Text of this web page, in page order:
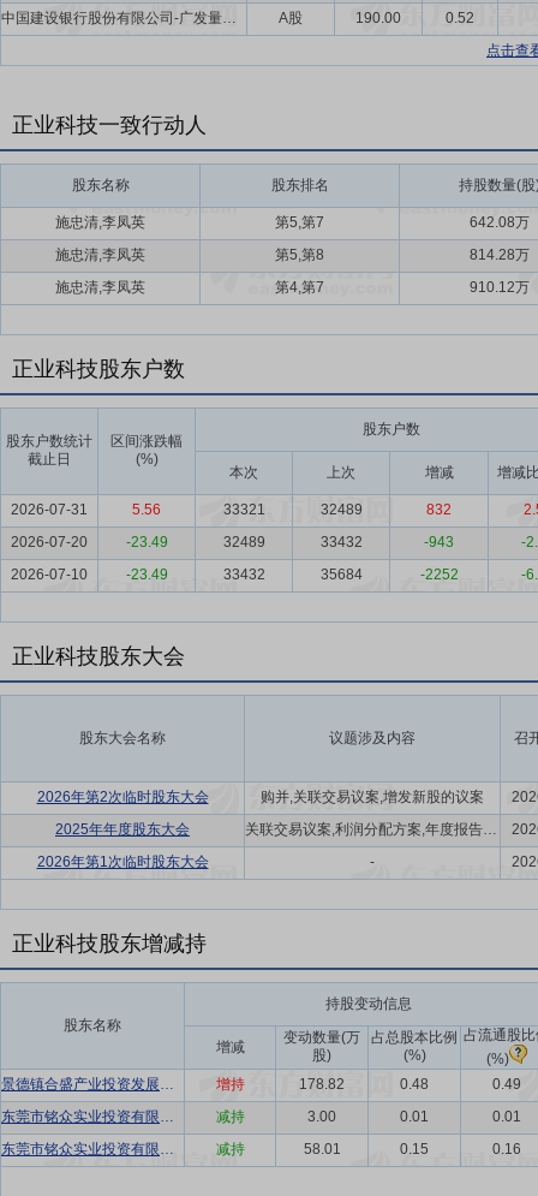
中国建设银行股份有限公司-广发量化多因子灵活配置混合型证券投资基金
A股 190.00
0.52
点击查
正业科技一致行动人
股东名称 股东排名 持股数量(股
施忠清,李凤英 第5,第7
642.08万
施忠清,李凤英
第5,第8
814.28万
施忠清,李凤英
第4,第7 910.12万
正业科技股东户数
股东户数统计
截止日
区间涨跌幅
(%)
股东户数
本次 上次 增减 增减
2026-07-31 5.56 33321 32489 832
2026-07-20
-23.49 32489 33432 -943
-
2026-07-10
-23.49 33432 35684 -2252 -
正业科技股东大会
股东大会名称 议题涉及内容 召
2026年第2次临时股东大会 购并,关联交易议案,增发新股的议案
2025年年度股东大会
关联交易议案,利润分配方案,年度报告(摘要)议案
2026年第1次临时股东大会
-
正业科技股东增减持
股东名称
持股变动信息
增减
变动数量(万
股)
占总股本比例
(%)
占流通股
(%)
景德镇合盛产业投资发展有限公司
增持 178.82 0.48
0.49
东莞市铭众实业投资有限公司
减持 3.00 0.01
0.01
东莞市铭众实业投资有限公司
减持 58.01 0.15 0.16